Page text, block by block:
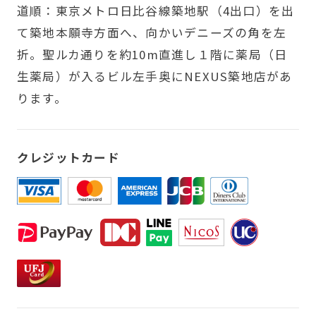
道順：東京メトロ日比谷線築地駅（4出口）を出
て築地本願寺方面へ、向かいデニーズの角を左
折。聖ルカ通りを約10m直進し１階に薬局（日
生薬局）が入るビル左手奥にNEXUS築地店があ
ります。
クレジットカード